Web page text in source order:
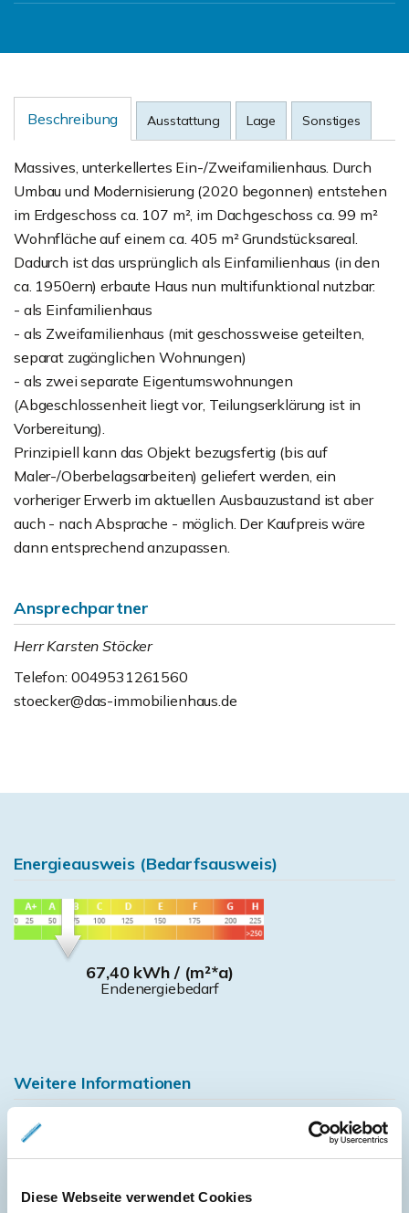
Diese Webseite verwendet Cookies
Beschreibung Ausstattung Lage Sonstiges
Massives, unterkellertes Ein-/Zweifamilienhaus. Durch
Umbau und Modernisierung (2020 begonnen) entstehen
im Erdgeschoss ca. 107 m², im Dachgeschoss ca. 99 m²
Wohnfläche auf einem ca. 405 m² Grundstücksareal.
Dadurch ist das ursprünglich als Einfamilienhaus (in den
ca. 1950ern) erbaute Haus nun multifunktional nutzbar:
- als Einfamilienhaus
- als Zweifamilienhaus (mit geschossweise geteilten,
separat zugänglichen Wohnungen)
- als zwei separate Eigentumswohnungen
(Abgeschlossenheit liegt vor, Teilungserklärung ist in
Vorbereitung).
Prinzipiell kann das Objekt bezugsfertig (bis auf
Maler-/Oberbelagsarbeiten) geliefert werden, ein
vorheriger Erwerb im aktuellen Ausbauzustand ist aber
auch - nach Absprache - möglich. Der Kaufpreis wäre
dann entsprechend anzupassen.
Ansprechpartner
Herr Karsten Stöcker
Telefon: 0049531261560
stoecker@das-immobilienhaus.de
Energieausweis (Bedarfsausweis)
67,40 kWh / (m²*a)
Endenergiebedarf
Weitere Informationen
Wesentlicher Energieträger
Energieausweis gültig bis
2030-11-01
Energieausweis Jahrgang
ab dem 1.5.2014